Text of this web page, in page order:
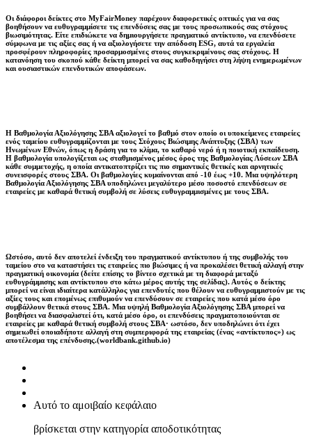
Οι διάφοροι δείκτες στο MyFairMoney παρέχουν διαφορετικές οπτικές για να σας
βοηθήσουν να ευθυγραμμίσετε τις επενδύσεις σας με τους προσωπικούς σας στόχους
βιωσιμότητας. Είτε επιδιώκετε να δημιουργήσετε πραγματικό αντίκτυπο, να επενδύσετε
σύμφωνα με τις αξίες σας ή να αξιολογήσετε την απόδοση ESG, αυτά τα εργαλεία
προσφέρουν πληροφορίες προσαρμοσμένες στους συγκεκριμένους σας στόχους. Η
κατανόηση του σκοπού κάθε δείκτη μπορεί να σας καθοδηγήσει στη λήψη ενημερωμένων
και ουσιαστικών επενδυτικών αποφάσεων.
Η Βαθμολογία Αξιολόγησης ΣΒΑ αξιολογεί το βαθμό στον οποίο οι υποκείμενες εταιρείες
ενός ταμείου ευθυγραμμίζονται με τους Στόχους Βιώσιμης Ανάπτυξης (ΣΒΑ) των
Ηνωμένων Εθνών, όπως η δράση για το κλίμα, το καθαρό νερό ή η ποιοτική εκπαίδευση.
Η βαθμολογία υπολογίζεται ως σταθμισμένος μέσος όρος της Βαθμολογίας Λύσεων ΣΒΑ
κάθε συμμετοχής, η οποία αντικατοπτρίζει τις πιο σημαντικές θετικές και αρνητικές
συνεισφορές στους ΣΒΑ. Οι βαθμολογίες κυμαίνονται από -10 έως +10. Μια υψηλότερη
Βαθμολογία Αξιολόγησης ΣΒΑ υποδηλώνει μεγαλύτερο μέσο ποσοστό επενδύσεων σε
εταιρείες με καθαρά θετική συμβολή σε λύσεις ευθυγραμμισμένες με τους ΣΒΑ.
Ωστόσο, αυτό δεν αποτελεί ένδειξη του πραγματικού αντίκτυπου ή της συμβολής του
ταμείου στο να καταστήσει τις εταιρείες πιο βιώσιμες ή να προκαλέσει θετική αλλαγή στην
πραγματική οικονομία (δείτε επίσης το βίντεο σχετικά με τη διαφορά μεταξύ
ευθυγράμμισης και αντίκτυπου στο κάτω μέρος αυτής της σελίδας). Αυτός ο δείκτης
μπορεί να είναι ιδιαίτερα κατάλληλος για επενδυτές που θέλουν να ευθυγραμμιστούν με τις
αξίες τους και επομένως επιθυμούν να επενδύσουν σε εταιρείες που κατά μέσο όρο
συμβάλλουν θετικά στους ΣΒΑ. Μια υψηλή Βαθμολογία Αξιολόγησης ΣΒΑ μπορεί να
βοηθήσει να διασφαλιστεί ότι, κατά μέσο όρο, οι επενδύσεις πραγματοποιούνται σε
εταιρείες με καθαρά θετική συμβολή στους ΣΒΑ· ωστόσο, δεν υποδηλώνει ότι έχει
σημειωθεί οποιαδήποτε αλλαγή στη συμπεριφορά της εταιρείας (ένας «αντίκτυπος») ως
αποτέλεσμα της επένδυσης.(worldbank.github.io)
Αυτό το αμοιβαίο κεφάλαιο
βρίσκεται στην κατηγορία αποδοτικότητας